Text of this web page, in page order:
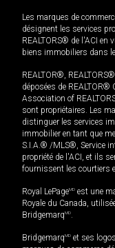
Les marques de
désignent les services
REALTORS® de l'ACI en
biens immobiliers dans
REALTOR®,
déposées de REALTOR®
Association of
sont propriétaires. Les
distinguer les services
immobilier en tant que
S.I.A.® /MLS®, Service
propriété de l'ACI, et ils
fournissent les courtiers
Royal LePageMD est une
Royale du Canada,
BridgemarqMD.
BridgemarqMD et ses